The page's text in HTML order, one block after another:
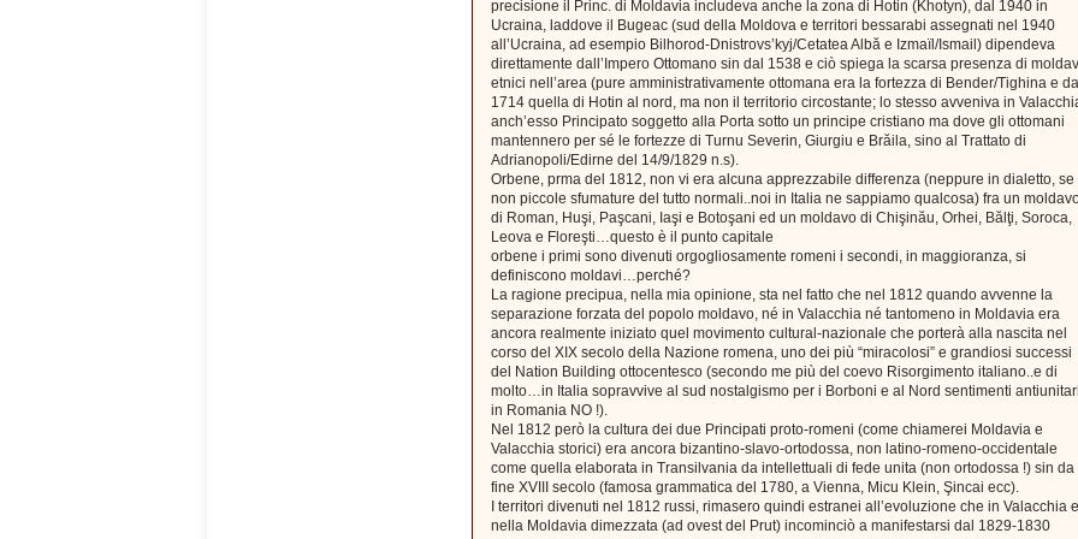
precisione il Princ. di Moldavia includeva anche la zona di Hotin (Khotyn), dal 1940 in
Ucraina, laddove il Bugeac (sud della Moldova e territori bessarabi assegnati nel 1940
all’Ucraina, ad esempio Bilhorod-Dnistrovs’kyj/Cetatea Albă e Izmaïl/Ismail) dipendeva
direttamente dall’Impero Ottomano sin dal 1538 e ciò spiega la scarsa presenza di
etnici nell’area (pure amministrativamente ottomana era la fortezza di Bender/Tighina e dal
1714 quella di Hotin al nord, ma non il territorio circostante; lo stesso avveniva in
anch’esso Principato soggetto alla Porta sotto un principe cristiano ma dove gli ottomani
mantennero per sé le fortezze di Turnu Severin, Giurgiu e Brăila, sino al Trattato di
Adrianopoli/Edirne del 14/9/1829 n.s).
Orbene, prma del 1812, non vi era alcuna apprezzabile differenza (neppure in dialetto, se
non piccole sfumature del tutto normali..noi in Italia ne sappiamo qualcosa) fra un
di Roman, Huşi, Paşcani, Iaşi e Botoşani ed un moldavo di Chişinău, Orhei, Bălţi, Soroca,
Leova e Floreşti…questo è il punto capitale
orbene i primi sono divenuti orgogliosamente romeni i secondi, in maggioranza, si
definiscono moldavi…perché?
La ragione precipua, nella mia opinione, sta nel fatto che nel 1812 quando avvenne la
separazione forzata del popolo moldavo, né in Valacchia né tantomeno in Moldavia era
ancora realmente iniziato quel movimento cultural-nazionale che porterà alla nascita nel
corso del XIX secolo della Nazione romena, uno dei più “miracolosi” e grandiosi successi
del Nation Building ottocentesco (secondo me più del coevo Risorgimento italiano..e di
molto…in Italia sopravvive al sud nostalgismo per i Borboni e al Nord sentimenti
in Romania NO !).
Nel 1812 però la cultura dei due Principati proto-romeni (come chiamerei Moldavia e
Valacchia storici) era ancora bizantino-slavo-ortodossa, non latino-romeno-occidentale
come quella elaborata in Transilvania da intellettuali di fede unita (non ortodossa !) sin da
fine XVIII secolo (famosa grammatica del 1780, a Vienna, Micu Klein, Şincai ecc).
I territori divenuti nel 1812 russi, rimasero quindi estranei all’evoluzione che in Valacchia e
nella Moldavia dimezzata (ad ovest del Prut) incominciò a manifestarsi dal 1829-1830